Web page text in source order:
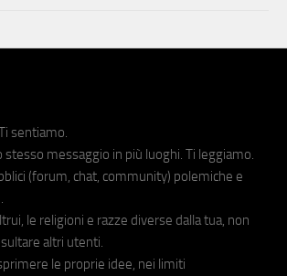
sentiamo.
stesso messaggio in più luoghi. Ti leggiamo.
(forum, chat, community) polemiche e
le religioni e razze diverse dalla tua, non
altri utenti.
le proprie idee, nei limiti